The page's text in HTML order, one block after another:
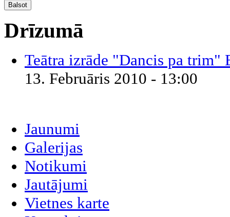
Drīzumā
Teātra izrāde "Dancis pa trim"
13. Februāris 2010 - 13:00
Jaunumi
Galerijas
Notikumi
Jautājumi
Vietnes karte